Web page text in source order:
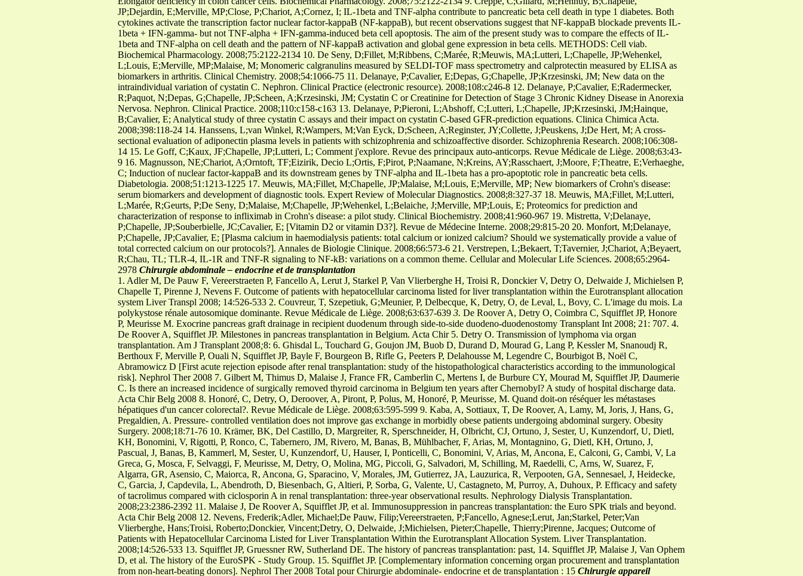
JP;Dejardin, E;Merville, MP;Close, P;Chariot, A;Cornez, I; IL-1beta and TNF-alpha contribute to pancreatic beta cell death in type 1 diabetes. Both
cytokines activate the transcription factor nuclear factor-kappaB (NF-kappaB), but recent observations suggest that NF-kappaB blockade prevents IL-
1beta + IFN-gamma- but not TNF-alpha + IFN-gamma-induced beta cell apoptosis. The aim of the present study was to compare the effects of IL-
1beta and TNF-alpha on cell death and the pattern of NF-kappaB activation and global gene expression in beta cells. METHODS: Cell viab.
Biochemical Pharmacology. 2008;75:2122-2134 10. De Seny, D;Fillet, M;Ribbens, C;Marée, R;Meuwis, MA;Lutteri, L;Chapelle, JP;Wehenkel,
L;Louis, E;Merville, MP;Malaise, M; Monomeric calgranulins measured by SELDI-TOF mass spectrometry and calprotectin measured by ELISA as
biomarkers in arthritis. Clinical Chemistry. 2008;54:1066-75 11. Delanaye, P;Cavalier, E;Depas, G;Chapelle, JP;Krzesinski, JM; New data on the
intraindividual variation of cystatin C. Nephron. Clinical Practice (electronic resource). 2008;108:c246-8 12. Delanaye, P;Cavalier, E;Radermecker,
R;Paquot, N;Depas, G;Chapelle, JP;Scheen, A;Krzesinski, JM; Cystatin C or Creatinine for Detection of Stage 3 Chronic Kidney Disease in Anorexia
Nervosa. Nephron. Clinical Practice. 2008;110:c158-c163 13. Delanaye, P;Pieroni, L;Abshoff, C;Lutteri, L;Chapelle, JP;Krzesinski, JM;Hainque,
B;Cavalier, E; Analytical study of three cystatin C assays and their impact on cystatin C-based GFR-prediction equations. Clinica Chimica Acta.
2008;398:118-24 14. Hanssens, L;van Winkel, R;Wampers, M;Van Eyck, D;Scheen, A;Reginster, JY;Collette, J;Peuskens, J;De Hert, M; A cross-
sectional evaluation of adiponectin plasma levels in patients with schizophrenia and schizoaffective disorder. Schizophrenia Research. 2008;106:308-
14 15. Le Goff, C;Kaux, JF;Chapelle, JP;Lutteri, L; Comment j'explore. Revue des principaux auto-anticorps. Revue Médicale de Liège. 2008;63:43-
9 16. Magnusson, NE;Chariot, A;Orntoft, TF;Eizirik, Decio L;Ortis, F;Pirot, P;Naamane, N;Kreins, AY;Rasschaert, J;Moore, F;Theatre, E;Verhaeghe,
C; Induction of nuclear factor-kappaB and its downstream genes by TNF-alpha and IL-1beta has a pro-apoptotic role in pancreatic beta cells.
Diabetologia. 2008;51:1213-1225 17. Meuwis, MA;Fillet, M;Chapelle, JP;Malaise, M;Louis, E;Merville, MP; New biomarkers of Crohn's disease:
serum biomarkers and development of diagnostic tools. Expert Review of Molecular Diagnostics. 2008;8:327-37 18. Meuwis, MA;Fillet, M;Lutteri,
L;Marée, R;Geurts, P;De Seny, D;Malaise, M;Chapelle, JP;Wehenkel, L;Belaiche, J;Merville, MP;Louis, E; Proteomics for prediction and
characterization of response to infliximab in Crohn's disease: a pilot study. Clinical Biochemistry. 2008;41:960-967 19. Mistretta, V;Delanaye,
P;Chapelle, JP;Souberbielle, JC;Cavalier, E; [Vitamin D2 or vitamin D3?]. Revue de Médecine Interne. 2008;29:815-20 20. Monfort, M;Delanaye,
P;Chapelle, JP;Cavalier, E; [Plasma calcium in haemodialysis patients: total calcium or ionized calcium? Should we systematically provide a value of
total corrected calcium on our protocols?]. Annales de Biologie Clinique. 2008;66:573-6 21. Verstrepen, L;Bekaert, T;Tavernier, J;Chariot, A;Beyaert,
R;Chau, TL; TLR-4, IL-1R and TNF-R signaling to NF-kB: variations on a common theme. Cellular and Molecular Life Sciences. 2008;65:2964-
2978 Chirurgie abdominale – endocrine et de transplantation
1. Adler M, De Pauw F, Vereerstraeten P, Fancello A, Lerut J, Starkel P, Van Vlierberghe H, Troisi R, Donckier V, Detry O, Delwaide J, Michielsen P,
Chapelle T, Pirenne J, Nevens F. Outcome of patients with hepatocellular carcinoma listed for liver transplantation within the Eurotransplant allocation
system Liver Transpl 2008; 14:526-533 2. Couvreur, T, Szepetiuk, G;Meunier, P, Delbecque, K, Detry, O, de Leval, L, Bovy, C. L'image du mois. La
polykystose rénale autosomique dominante. Revue Médicale de Liège. 2008;63:637-639 3. De Roover A, Detry O, Coimbra C, Squifflet JP, Honore
P, Meurisse M. Exocrine pancreas graft drainage in recipient duodenum through side-to-side duodeno-duodenostomy Transplant Int 2008; 21: 707. 4.
De Roover A, Squifflet JP. Milestones in pancreas transplantation in Belgium. Acta Chir 5. Detry O. Transmission of lymphoma via organ
transplantation. Am J Transplant 2008;8: 6. Ghisdal L, Touchard G, Goujon JM, Buob D, Durand D, Mourad G, Lang P, Kessler M, Snanoudj R,
Berthoux F, Merville P, Ouali N, Squifflet JP, Bayle F, Bourgeon B, Rifle G, Peeters P, Delahousse M, Legendre C, Bourbigot B, Noël C,
Abramowicz D [First acute rejection episode after renal transplantation: study of the histopathological characteristics according to the immunological
risk]. Nephrol Ther 2008 7. Gilbert M, Thimus D, Malaise J, France FR, Camberlin C, Mertens I, de Burbure CY, Mourad M, Squifflet JP, Daumerie
C. Is there an increased incidence of surgically removed thyroid carcinoma in Belgium ten years after Chernobyl? A study of hospital discharge data.
Acta Chir Belg 2008 8. Honoré, C, Detry, O, Deroover, A, Piront, P, Polus, M, Honoré, P, Meurisse, M. Quand doit-on réséquer les métastases
hépatiques d'un cancer colorectal?. Revue Médicale de Liège. 2008;63:595-599 9. Kaba, A, Sottiaux, T, De Roover, A, Lamy, M, Joris, J, Hans, G,
Pregaldien, A. Pressure- controlled ventilation does not improve gas exchange in morbidly obese patients undergoing abdominal surgery. Obesity
Surgery. 2008;18:71-76 10. Krämer, BK, Del Castillo, D, Margreiter, R, Sperschneider, H, Olbricht, CJ, Ortuno, J, Sester, U, Kunzendorf, U, Dietl,
KH, Bonomini, V, Rigotti, P, Ronco, C, Tabernero, JM, Rivero, M, Banas, B, Mühlbacher, F, Arias, M, Montagnino, G, Dietl, KH, Ortuno, J,
Pascual, J, Banas, B, Kammerl, M, Sester, U, Kunzendorf, U, Hauser, I, Ponticelli, C, Bonomini, V, Arias, M, Ancona, E, Calconi, G, Cambi, V, La
Greca, G, Mosca, F, Selvaggi, F, Meurisse, M, Detry, O, Molina, MG, Piccoli, G, Salvadori, M, Schilling, M, Raedelli, C, Arns, W, Suarez, F,
Algarra, GR, Asensio, C, Maiorca, R, Ancona, G, Sparacino, V, Morales, JM, Gutierrez, JA, Lauzurica, R, Verpooten, GA, Sennesael, J, Heidecke,
C, Garcia, J, Capdevila, L, Abendroth, D, Biesenbach, G, Altieri, P, Sorba, G, Valente, U, Castagneto, M, Purroy, A, Duhoux, P. Efficacy and safety
of tacrolimus compared with ciclosporin A in renal transplantation: three-year observational results. Nephrology Dialysis Transplantation.
2008;23:2386-2392 11. Malaise J, De Roover A, Squifflet JP, et al. Immunosuppression in pancreas transplantation: the Euro SPK trials and beyond.
Acta Chir Belg 2008 12. Nevens, Frederik;Adler, Michael;De Pauw, Filip;Vereerstraeten, P;Fancello, Agnese;Lerut, Jan;Starkel, Peter;Van
Vlierberghe, Hans;Troisi, Roberto;Donckier, Vincent;Detry, O, Delwaide, J;Michielsen, Pieter;Chapelle, Thierry;Pirenne, Jacques; Outcome of
Patients with Hepatocellular Carcinoma Listed for Liver Transplantation Within the Eurotransplant Allocation System. Liver Transplantation.
2008;14:526-533 13. Squifflet JP, Gruessner RW, Sutherland DE. The history of pancreas transplantation: past, 14. Squifflet JP, Malaise J, Van Ophem
D, et al. The history of the EuroSPK - Study Group. 15. Squifflet JP. [Complementary information concerning organ procurement and transplantation
from non-heart-beating donors]. Nephrol Ther 2008 Total pour Chirurgie abdominale- endocrine et de transplantation : 15 Chirurgie appareil